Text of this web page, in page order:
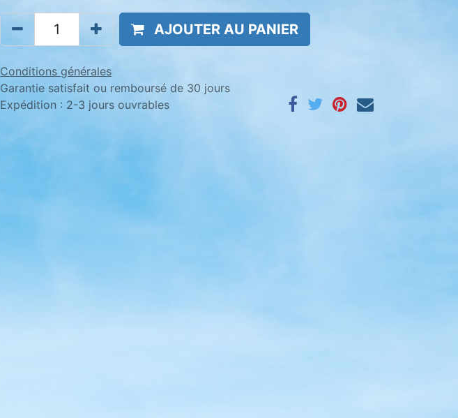
AJOUTER AU PANIER
Conditions générales
Garantie satisfait ou remboursé de 30 jours
Expédition : 2-3 jours ouvrables